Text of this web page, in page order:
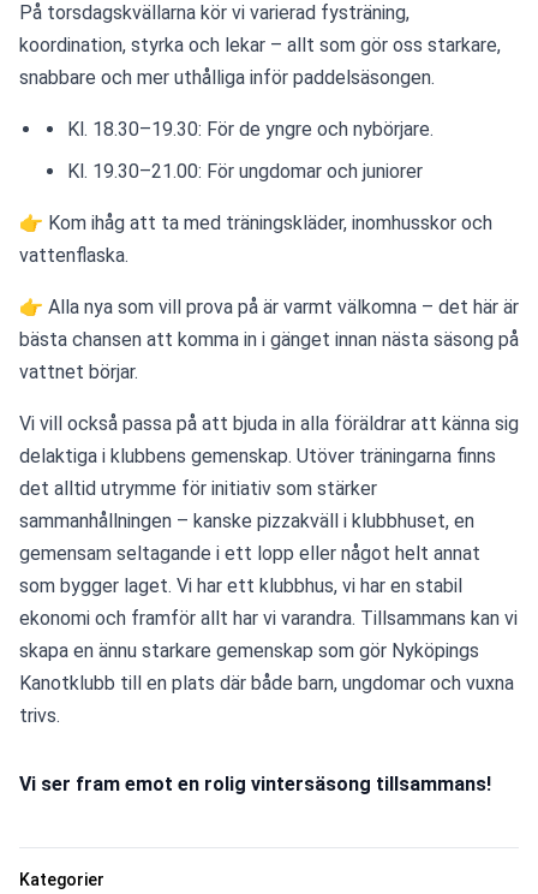
Kategorier
På torsdagskvällarna kör vi varierad fysträning,
koordination, styrka och lekar – allt som gör oss starkare,
snabbare och mer uthålliga inför paddelsäsongen.
Kl. 18.30–19.30: För de yngre och nybörjare.
Kl. 19.30–21.00: För ungdomar och juniorer
👉 Kom ihåg att ta med träningskläder, inomhusskor och
vattenflaska.
👉 Alla nya som vill prova på är varmt välkomna – det här är
bästa chansen att komma in i gänget innan nästa säsong på
vattnet börjar.
Vi vill också passa på att bjuda in alla föräldrar att känna sig
delaktiga i klubbens gemenskap. Utöver träningarna finns
det alltid utrymme för initiativ som stärker
sammanhållningen – kanske pizzakväll i klubbhuset, en
gemensam seltagande i ett lopp eller något helt annat
som bygger laget. Vi har ett klubbhus, vi har en stabil
ekonomi och framför allt har vi varandra. Tillsammans kan vi
skapa en ännu starkare gemenskap som gör Nyköpings
Kanotklubb till en plats där både barn, ungdomar och vuxna
trivs.
Vi ser fram emot en rolig vintersäsong tillsammans!